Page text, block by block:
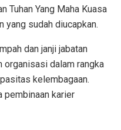
Tuhan Yang Maha Kuasa
yang sudah diucapkan.
dan janji jabatan
organisasi dalam rangka
kelembagaan.
pembinaan karier